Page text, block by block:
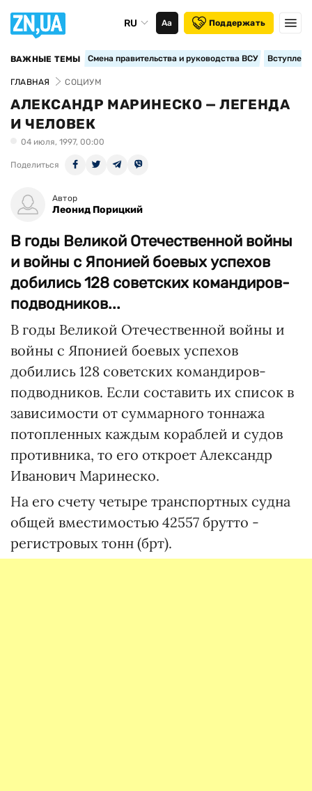
RU Аа Поддержать
ВАЖНЫЕ ТЕМЫ Смена правительства и руководства ВСУ
ГЛАВНАЯ СОЦИУМ
АЛЕКСАНДР МАРИНЕСКО — ЛЕГЕНДА
И ЧЕЛОВЕК
04 июля, 1997, 00:00
Поделиться
Автор
Леонид Порицкий
В годы Великой Отечественной войны
и войны с Японией боевых успехов
добились 128 советских командиров-
подводников...
В годы Великой Отечественной войны и
войны с Японией боевых успехов
добились 128 советских командиров-
подводников. Если составить их список в
зависимости от суммарного тоннажа
потопленных каждым кораблей и судов
противника, то его откроет Александр
Иванович Маринеско.
На его счету четыре транспортных судна
общей вместимостью 42557 брутто -
регистровых тонн (брт).